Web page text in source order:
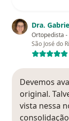
Dra.
Ortopedista
São José do
Devemos
original.
vista nessa